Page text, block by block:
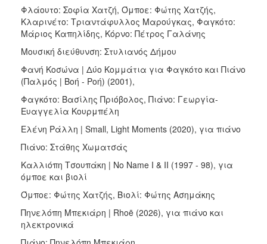
Φλάουτο: Σοφία Χατζή, Όμποε: Φώτης Χατζής,
Κλαρινέτο: Τριαντάφυλλος Μαρούγκας, Φαγκότο:
Μάριος Καπηλίδης, Κόρνο: Πέτρος Γαλάνης
Μουσική διεύθυνση: Στυλιανός Δήμου
Φανή Κοσώνα | Δύο Κομμάτια για Φαγκότο και Πιάνο
(Παλμός | Βοή - Ροή) (2001),
Φαγκότο: Βασίλης Πριόβολος, Πιάνο: Γεωργία-
Ευαγγελία Κουρμπέλη
Ελένη Ράλλη | Small, Light Moments (2020), για πιάνο
Πιάνο: Στάθης Χωματσάς
Καλλιόπη Τσουπάκη | No Name I & II (1997 - 98), για
όμποε και βιολί
Όμποε: Φώτης Χατζής, Βιολί: Φώτης Ασημάκης
Πηνελόπη Μπεκιάρη | Rhoē (2026), για πιάνο και
ηλεκτρονικά